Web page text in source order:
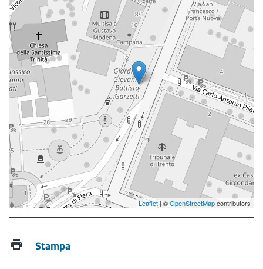
Leaflet| ©OpenStreetMapcontributors
Stampa